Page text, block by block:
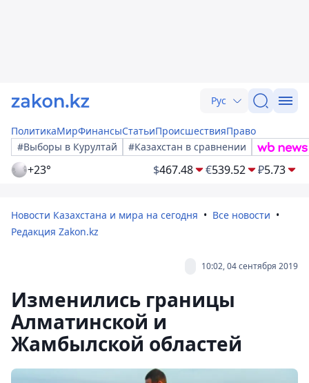
Рус
ПолитикаМирФинансыСтатьиПроисшествияПраво
#Выборы в Курултай
#Казахстан в сравнении
+23° $467.48 €539.52 ₽5.73
Новости Казахстана и мира на сегодня
Все новости
Редакция Zakon.kz
10:02, 04 сентября 2019
Изменились границы
Алматинской и
Жамбылской областей